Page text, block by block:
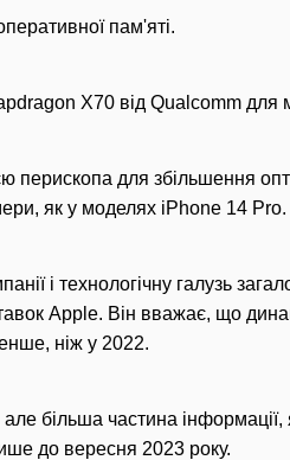
пам'яті.
X70 від Qualcomm для
перископа для збільшення
як у моделях iPhone 14 Pro.
і технологічну галузь
Apple. Він вважає, що
ніж у 2022.
більша частина інформації,
до вересня 2023 року.